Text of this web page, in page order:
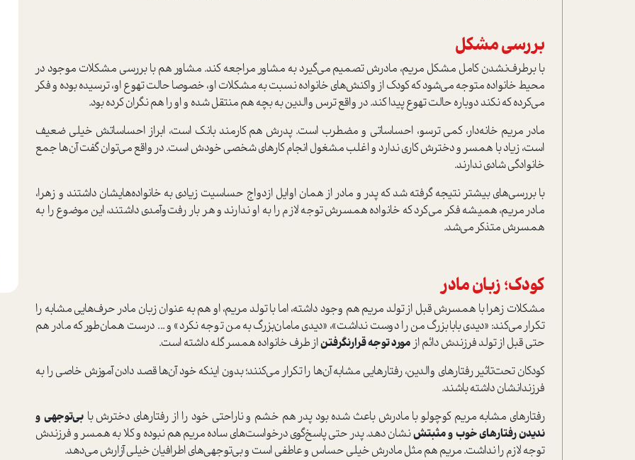
بررسي مشكل
با برطرف‌نشدن كامل مشكل مريم، مادرش تصميم مي‌گيرد به مشاور مراجعه كند. مشاور هم با بررسي مشكلات موجود در
محيط خانواده متوجه مي‌شود که كودك از واكنش‌هاي خانواده نسبت به مشكلات او، خصوصا حالت تهوع او، ترسيده بوده و فكر
مي‌كرده که نكند دوباره حالت تهوع پيدا كند. در واقع ترس والدين به بچه هم منتقل شده و او را هم نگران كرده بود.
مادر مريم خانه‌دار، کمی ترسو، احساساتي و مضطرب است. پدرش هم كارمند بانك است، ابراز احساساتش خيلي ضعيف
است، زياد با همسر و دخترش كاري ندارد و اغلب مشغول انجام كارهاي شخصي خودش است. در واقع مي‌توان گفت آن‌ها جمع
خانوادگي شادي ندارند.
با بررسي‌هاي بيشتر نتيجه گرفته شد كه پدر و مادر از همان اوايل ازدواج حساسيت زيادي به خانواده‌هايشان داشتند و زهرا،
مادر مريم، هميشه فكر مي‌كرد که خانواده همسرش توجه لازم را به او ندارند و هر بار رفت‌و‌آمدي داشتند، اين موضوع را به
همسرش متذكر مي‌شد.
كودك؛ زبان مادر
مشكلات زهرا با همسرش قبل از تولد مريم هم وجود داشته، اما با تولد مريم، او هم به عنوان زبان مادر حرف‌هايي مشابه را
تكرار مي‌كند: «ديدي بابا‌بزرگ من را دوست نداشت»، «ديدي مامان‌بزرگ به من توجه نكرد» و ... درست همان‌طور كه مادر هم
حتي قبل از تولد فرزندش دائم ازمورد توجه قرار‌نگرفتناز طرف خانواده همسر گله داشته است.
كودكان تحت‌تاثير رفتار‌هاي والدين، رفتارهايي مشابه آن‌ها را تكرار مي‌كنند؛ بدون اينكه خود آن‌ها قصد دادن آموزش خاصي را به
فرزندانشان داشته باشند.
رفتارهاي مشابه مريم كوچولو با مادرش باعث شده بود پدر هم خشم و ناراحتي خود را از رفتارهاي دخترش با بي‌توجهي و
نديدن رفتارهاي خوب و مثبتشنشان دهد. پدر حتي پاسخ‌گوي درخواست‌هاي ساده مريم هم نبوده و كلا به همسر و فرزندش
توجه لازم را نداشت. مريم هم مثل مادرش خيلي حساس و عاطفي است و بي‌توجهي‌هاي اطرافيان خيلي آزارش مي‌دهد.